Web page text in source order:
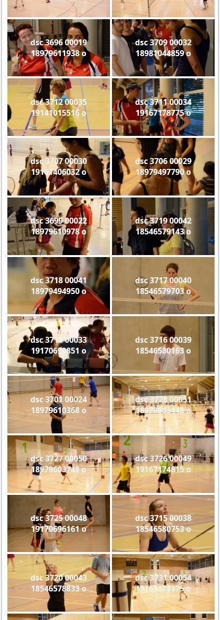
dsc 3696 00019
18979611938 o
dsc 3709 00032
18981044859 o
dsc 3712 00035
19141015516 o
dsc 3711 00034
19167178775 o
dsc 3707 00030
19161406032 o
dsc 3706 00029
18979497790 o
dsc 3699 00022
18979610978 o
dsc 3719 00042
18546579143 o
dsc 3718 00041
18979494950 o
dsc 3717 00040
18546579703 o
dsc 3710 00033
19170699851 o
dsc 3716 00039
18546580163 o
dsc 3701 00024
18979610368 o
dsc 3728 00051
18979603448 o
dsc 3727 00050
18979603748 o
dsc 3726 00049
19167174815 o
dsc 3725 00048
19170696161 o
dsc 3715 00038
18546580753 o
dsc 3720 00043
18546578833 o
dsc 3731 00054
19167173375 o